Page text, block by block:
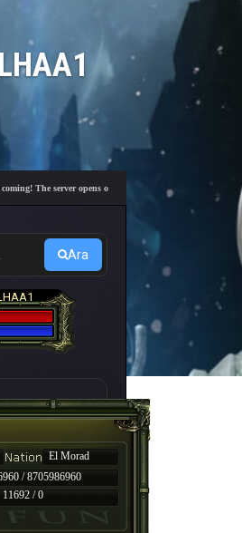
The server opens on Friday, August 7 at 21:00 – Are
Ara
El Morad
/ 8705986960
11692 / 0